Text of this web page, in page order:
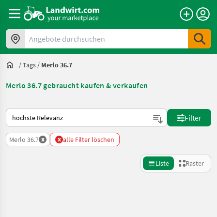
Angebote durchsuchen
/Tags / Merlo 36.7
Merlo 36.7 gebraucht kaufen & verkaufen
So wird auf Landwirt.com sortiert
Filter
Merlo 36.7 x x alle Filter löschen
Liste Raster